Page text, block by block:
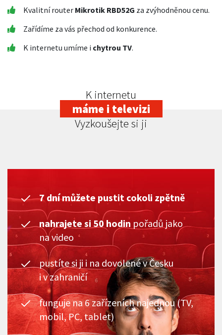
Kvalitní router Mikrotik RBD52G za zvýhodněnou cenu.
Zařídíme za vás přechod od konkurence.
K internetu umíme i chytrou TV.
K internetu
máme i televizi
Vyzkoušejte si ji
7 dní můžete pustit cokoli zpětně
nahrajete si 50 hodin pořadů jako
na video
pustíte si ji i na dovolené v Česku
i v zahraničí
funguje na 6 zařízeních najednou (TV,
mobil, PC, tablet)